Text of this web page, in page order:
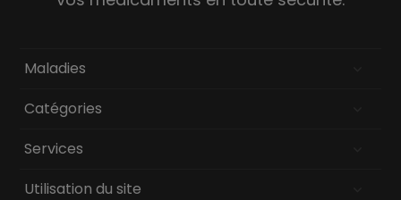
Maladies
Catégories
Services
Utilisation du site